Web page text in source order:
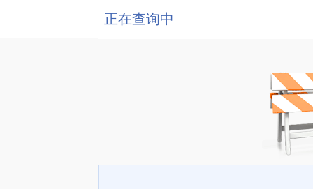
正在查询中